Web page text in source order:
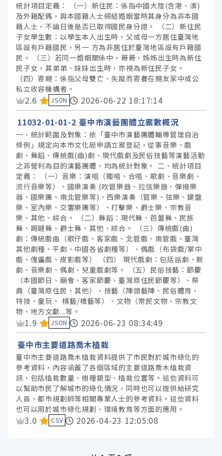
授權
統計項目定義： （一）新住民：係指中國大陸(含港、澳)
及外籍配偶，與本國籍人士締結婚姻當時其身分為非本國
籍人士，不論日後是否已取得國民身分證。 （二）新住民
子女學生數：以學生本人出生時，父或母一方居住臺灣地
區設有戶籍國民，另一 方為非居住於臺灣地區設有戶籍國
民。 （三）若同一婚姻關係中，哥哥、姊姊出生時為新住
民子女，其弟弟、妹妹出生時，亦視為新住民子女。
（四）寄親：係指父母雙亡、失蹤而寄養在親友家中或公
私立收容機構者。
資料集評分：
2.6 JSON
2026-06-22 18:17:14
11032-01-01-2 臺中市演藝團體立案數概況
一、統計範圍及對象：依「臺中市演藝團體輔導管理自治
條例」規定向本市文化局申請立案登記，從事音樂、戲
劇、舞蹈、傳統戲(曲)劇、現代戲劇及民俗技藝等演藝活動
之非營利為目的演藝團體，均為統計對象。 二、統計項目
定義： （一）音樂：演唱（獨唱、合唱、歌劇、音樂劇、
流行音樂等）、國樂演奏 (吹管樂器、拉弦樂器、彈撥樂
器、國樂團、南北管樂等)、西樂演奏（管樂、弦樂、鍵盤
樂、室內樂、交響樂團等）、打擊樂、爵士樂、宗教音
樂、其他、綜合。 （二）舞蹈：現代舞、芭蕾舞、民族
舞、踢躂舞、爵士舞、其他、綜合。 （三）傳統戲(曲)
劇：傳統戲曲（歌仔戲、客家戲、北管戲、南管戲、臺灣
其他劇種、平劇、中國各省劇種等）、偶戲（布袋戲/掌中
戲、傀儡戲、皮影戲等） （四） 現代戲劇：包括話劇、默
劇、音樂劇、偶劇、兒童戲劇等。 （五）民俗技藝：節慶
（本國節日、廟會、客家節慶、臺灣原住民節慶等）、祭
典（臺灣原住民、其他）、技藝（陣頭藝陣、民俗體育、
特技、童玩、 棋藝/橋藝等）、文物（常民文物、宗教文
物、地方文獻...等。
資料集評分：
1.9 JSON
2026-06-23 08:34:49
臺中市主要道路喬木植栽
臺中市主要道路喬木植栽資料提供了市民對於城市綠化的
參考資料，內容涵蓋了各個區域的主要道路喬木植栽資
訊，包括植栽數量、樹種類型、植栽位置等。這些資料可
以幫助市民了解城市的綠化情況，同時也可以提供給研究
人員、都市規劃師等相關專業人士的參考資料。這些資料
也可以用於城市綠化規劃、環境教育等方面的應用。
資料集評分：
3.0 CSV 2026-04-23 12:05:08